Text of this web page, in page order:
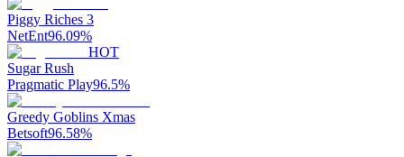
Piggy Riches 3
NetEnt96.09%
HOT
Sugar Rush
Pragmatic Play96.5%
Greedy Goblins Xmas
Betsoft96.58%